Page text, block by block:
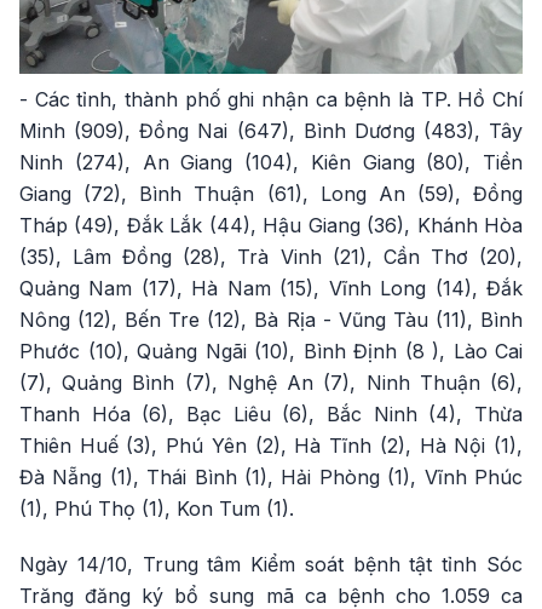
- Các tỉnh, thành phố ghi nhận ca bệnh là TP. Hồ Chí
Minh (909), Đồng Nai (647), Bình Dương (483), Tây
Ninh (274), An Giang (104), Kiên Giang (80), Tiền
Giang (72), Bình Thuận (61), Long An (59), Đồng
Tháp (49), Đắk Lắk (44), Hậu Giang (36), Khánh Hòa
(35), Lâm Đồng (28), Trà Vinh (21), Cần Thơ (20),
Quảng Nam (17), Hà Nam (15), Vĩnh Long (14), Đắk
Nông (12), Bến Tre (12), Bà Rịa - Vũng Tàu (11), Bình
Phước (10), Quảng Ngãi (10), Bình Định (8 ), Lào Cai
(7), Quảng Bình (7), Nghệ An (7), Ninh Thuận (6),
Thanh Hóa (6), Bạc Liêu (6), Bắc Ninh (4), Thừa
Thiên Huế (3), Phú Yên (2), Hà Tĩnh (2), Hà Nội (1),
Đà Nẵng (1), Thái Bình (1), Hải Phòng (1), Vĩnh Phúc
(1), Phú Thọ (1), Kon Tum (1).
Ngày 14/10, Trung tâm Kiểm soát bệnh tật tỉnh Sóc
Trăng đăng ký bổ sung mã ca bệnh cho 1.059 ca